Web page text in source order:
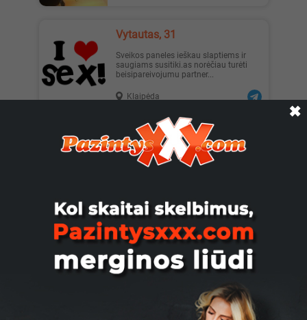
Vytautas, 31
Sveikos paneles ieškau slaptiems ir
saugiams susitiki.as norėčiau turėti
beisipareivojumu partner...
Klaipėda
Berzelius, 29
Kaunas
Simionas29, 29
Sveiki, esu jaunas 29 vaikinas, ieškau
sekso partnerės, gali būti ir vyresnė,
✖